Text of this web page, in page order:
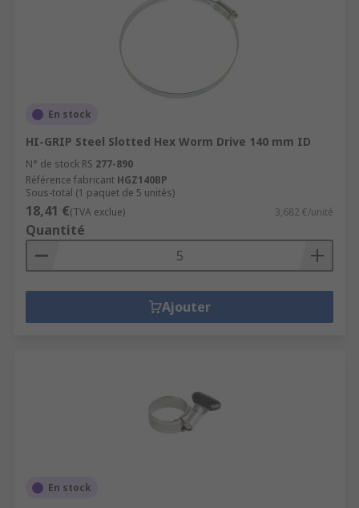
En stock
HI-GRIP Steel Slotted Hex Worm Drive 140 mm ID
N° de stock RS 277-890
Référence fabricant HGZ140BP
Sous-total (1 paquet de 5 unités)
18,41 €(TVA exclue) 3,682 €/unité
Quantité
Ajouter
En stock